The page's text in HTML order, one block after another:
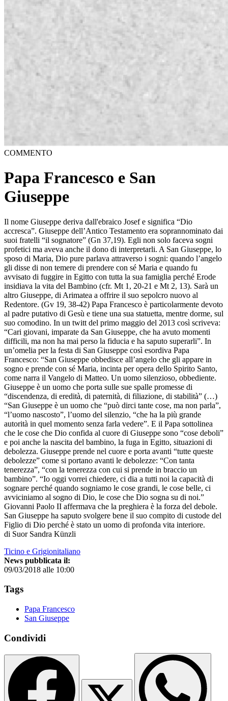
COMMENTO
Papa Francesco e San
Giuseppe
Il nome Giuseppe deriva dall'ebraico Josef e significa “Dio
accresca”. Giuseppe dell’Antico Testamento era soprannominato dai
suoi fratelli “il sognatore” (Gn 37,19). Egli non solo faceva sogni
profetici ma aveva anche il dono di interpretarli. A San Giuseppe, lo
sposo di Maria, Dio pure parlava attraverso i sogni: quando l’angelo
gli disse di non temere di prendere con sé Maria e quando fu
avvisato di fuggire in Egitto con tutta la sua famiglia perché Erode
insidiava la vita del Bambino (cfr. Mt 1, 20-21 e Mt 2, 13). Sarà un
altro Giuseppe, di Arimatea a offrire il suo sepolcro nuovo al
Redentore. (Gv 19, 38-42) Papa Francesco è particolarmente devoto
al padre putativo di Gesù e tiene una sua statuetta, mentre dorme, sul
suo comodino. In un twitt del primo maggio del 2013 così scriveva:
“Cari giovani, imparate da San Giuseppe, che ha avuto momenti
difficili, ma non ha mai perso la fiducia e ha saputo superarli”. In
un’omelia per la festa di San Giuseppe così esordiva Papa
Francesco: “San Giuseppe obbedisce all’angelo che gli appare in
sogno e prende con sé Maria, incinta per opera dello Spirito Santo,
come narra il Vangelo di Matteo. Un uomo silenzioso, obbediente.
Giuseppe è un uomo che porta sulle sue spalle promesse di
“discendenza, di eredità, di paternità, di filiazione, di stabilità” (…)
“San Giuseppe è un uomo che “può dirci tante cose, ma non parla”,
“l’uomo nascosto”, l’uomo del silenzio, “che ha la più grande
autorità in quel momento senza farla vedere”. E il Papa sottolinea
che le cose che Dio confida al cuore di Giuseppe sono “cose deboli”
e poi anche la nascita del bambino, la fuga in Egitto, situazioni di
debolezza. Giuseppe prende nel cuore e porta avanti “tutte queste
debolezze” come si portano avanti le debolezze: “Con tanta
tenerezza”, “con la tenerezza con cui si prende in braccio un
bambino”. “Io oggi vorrei chiedere, ci dia a tutti noi la capacità di
sognare perché quando sogniamo le cose grandi, le cose belle, ci
avviciniamo al sogno di Dio, le cose che Dio sogna su di noi.”
Giovanni Paolo II affermava che la preghiera è la forza del debole.
San Giuseppe ha saputo svolgere bene il suo compito di custode del
Figlio di Dio perché è stato un uomo di profonda vita interiore.
di Suor Sandra Künzli
Ticino e Grigionitaliano
News pubblicata il:
09/03/2018 alle 10:00
Tags
Papa Francesco
San Giuseppe
Condividi